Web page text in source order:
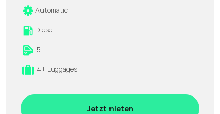
Automatic
Diesel
5
4+ Luggages
Jetzt mieten